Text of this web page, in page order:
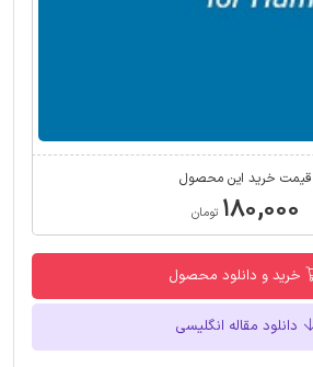
قیمت خرید این محصول
۱۸۰,۰۰۰ تومان
خرید و دانلود محصول
دانلود مقاله انگلیسی